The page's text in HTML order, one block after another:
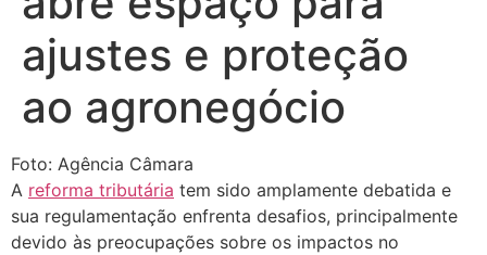
ajustes e proteção
ao agronegócio
Foto: Agência Câmara
A reforma tributária tem sido amplamente debatida e
sua regulamentação enfrenta desafios, principalmente
devido às preocupações sobre os impactos no